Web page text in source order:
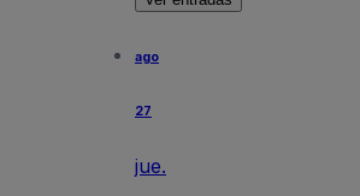
ago
27
jue.